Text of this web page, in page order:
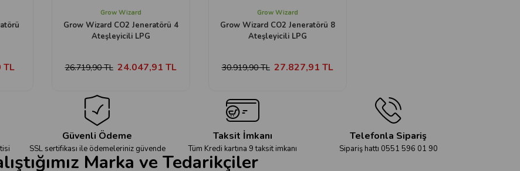
TL
Grow Wizard
Grow Wizard CO2 Jeneratörü 4
Ateşleyicili LPG
24.047,91 TL
26.719,90 TL
Grow Wizard
Grow Wizard CO2 Jeneratörü 8
Ateşleyicili LPG
27.827,91 TL
30.919,90 TL
Güvenli Ödeme
SSL sertifikası ile ödemeleriniz güvende
Taksit İmkanı
Tüm Kredi kartına 9 taksit imkanı
Telefonla Sipariş
Sipariş hattı 0551 596 01 90
Marka ve Tedarikçiler